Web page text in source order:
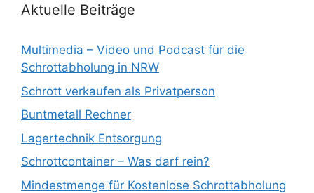
Aktuelle Beiträge
Multimedia – Video und Podcast für die
Schrottabholung in NRW
Schrott verkaufen als Privatperson
Buntmetall Rechner
Lagertechnik Entsorgung
Schrottcontainer – Was darf rein?
Mindestmenge für Kostenlose Schrottabholung